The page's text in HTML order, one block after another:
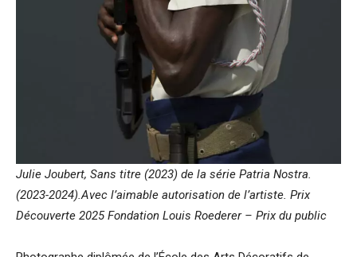
Julie Joubert, Sans titre (2023) de la série Patria Nostra.
(2023-2024).Avec l’aimable autorisation de l’artiste. Prix
Découverte 2025 Fondation Louis Roederer – Prix du public